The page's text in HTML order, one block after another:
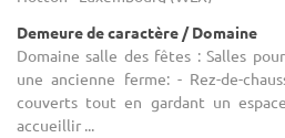
Demeure de caractère / Domaine
Domaine salle des fêtes : Salles
une ancienne ferme: - Rez-de-
couverts tout en gardant un
accueillir ...